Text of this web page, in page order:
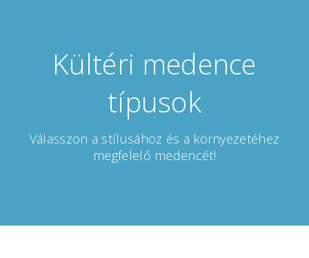
Kültéri medence
típusok
Válasszon a stílusához és a környezetéhez
megfelelő medencét!